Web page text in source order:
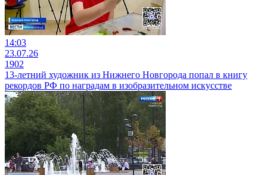
14:03
23.07.26
1902
13-летний художник из Нижнего Новгорода попал в книгу
рекордов РФ по наградам в изобразительном искусстве